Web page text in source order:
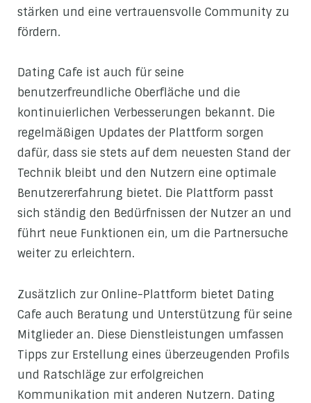
stärken und eine vertrauensvolle Community zu
fördern.
Dating Cafe ist auch für seine
benutzerfreundliche Oberfläche und die
kontinuierlichen Verbesserungen bekannt. Die
regelmäßigen Updates der Plattform sorgen
dafür, dass sie stets auf dem neuesten Stand der
Technik bleibt und den Nutzern eine optimale
Benutzererfahrung bietet. Die Plattform passt
sich ständig den Bedürfnissen der Nutzer an und
führt neue Funktionen ein, um die Partnersuche
weiter zu erleichtern.
Zusätzlich zur Online-Plattform bietet Dating
Cafe auch Beratung und Unterstützung für seine
Mitglieder an. Diese Dienstleistungen umfassen
Tipps zur Erstellung eines überzeugenden Profils
und Ratschläge zur erfolgreichen
Kommunikation mit anderen Nutzern. Dating